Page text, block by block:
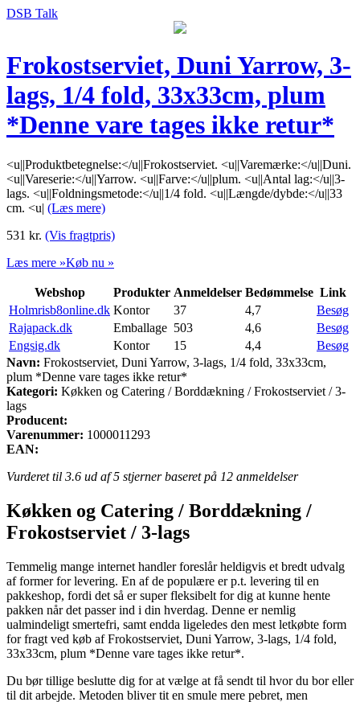
DSB Talk
Frokostserviet, Duni Yarrow, 3-
lags, 1/4 fold, 33x33cm, plum
*Denne vare tages ikke retur*
<u||Produktbetegnelse:</u||Frokostserviet. <u||Varemærke:</u||Duni.
<u||Vareserie:</u||Yarrow. <u||Farve:</u||plum. <u||Antal lag:</u||3-
lags. <u||Foldningsmetode:</u||1/4 fold. <u||Længde/dybde:</u||33
cm. <u| (Læs mere)
531 kr. (Vis fragtpris)
Læs mere »Køb nu »
Webshop Produkter Anmeldelser Bedømmelse Link
Holmrisb8online.dk Kontor 37 4,7
Besøg
Rajapack.dk
Emballage 503 4,6
Besøg
Engsig.dk
Kontor 15 4,4
Besøg
Navn: Frokostserviet, Duni Yarrow, 3-lags, 1/4 fold, 33x33cm,
plum *Denne vare tages ikke retur*
Kategori: Køkken og Catering / Borddækning / Frokostserviet / 3-
lags
Producent:
Varenummer: 1000011293
EAN:
Vurderet til 3.6 ud af 5 stjerner baseret på 12 anmeldelser
Køkken og Catering / Borddækning /
Frokostserviet / 3-lags
Temmelig mange internet handler foreslår heldigvis et bredt udvalg
af former for levering. En af de populære er p.t. levering til en
pakkeshop, fordi det så er super fleksibelt for dig at kunne hente
pakken når det passer ind i din hverdag. Denne er nemlig
ualmindeligt smertefri, samt endda ligeledes den mest letkøbte form
for fragt ved køb af Frokostserviet, Duni Yarrow, 3-lags, 1/4 fold,
33x33cm, plum *Denne vare tages ikke retur*.
Du bør tillige beslutte dig for at vælge at få sendt til hvor du bor eller
til dit arbejde. Metoden bliver tit en smule mere pebret, men